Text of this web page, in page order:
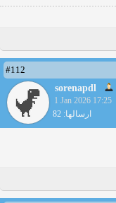
#112
sorenapdl
1 Jan 2026 17:25
ارسالها: 82